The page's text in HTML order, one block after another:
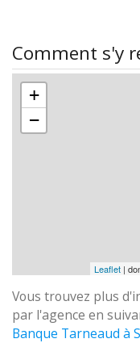
Comment s'y
+
−
Leaflet |
Vous trouvez plus
par l'agence en
Banque Tarneaud à